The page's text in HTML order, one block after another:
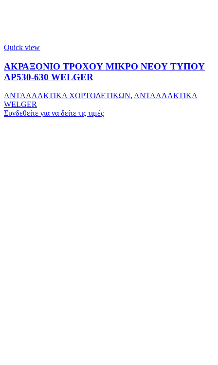
Quick view
ΑΚΡΑΞΟΝΙΟ ΤΡΟΧΟΥ ΜΙΚΡΟ ΝΕΟΥ ΤΥΠΟΥ
ΑΡ530-630 WELGER
ΑΝΤΑΛΛΑΚΤΙΚΑ ΧΟΡΤΟΔΕΤΙΚΩΝ, ΑΝΤΑΛΛΑΚΤΙΚΑ
WELGER
Συνδεθείτε για να δείτε τις τιμές